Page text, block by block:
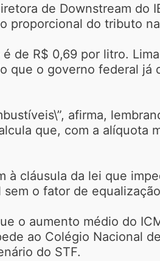
de Downstream do
proporcional do tributo
de R$ 0,69 por litro.
que o governo federal
afirma,
que, com a alíquota
à cláusula da lei que
o fator de
o aumento médio do
ao Colégio Nacional
do STF.